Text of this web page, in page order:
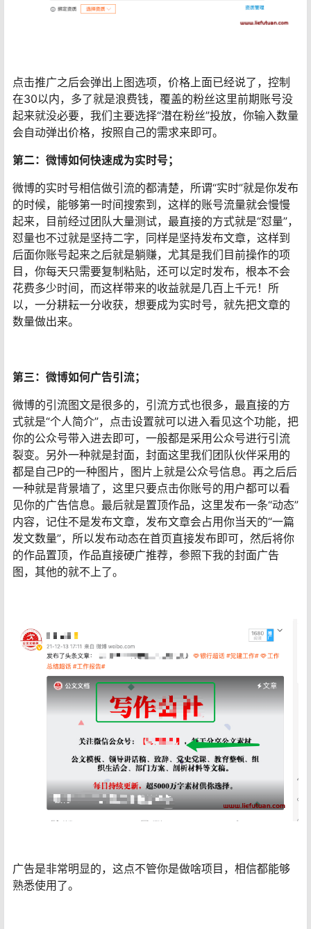
点击推广之后会弹出上图选项，价格上面已经说了，控制
在30以内，多了就是浪费钱，覆盖的粉丝这里前期账号没
起来就没必要，我们主要选择“潜在粉丝”投放，你输入数量
会自动弹出价格，按照自己的需求来即可。
第二：微博如何快速成为实时号；
微博的实时号相信做引流的都清楚，所谓“实时”就是你发布
的时候，能够第一时间搜索到，这样的账号流量就会慢慢
起来，目前经过团队大量测试，最直接的方式就是“怼量”，
怼量也不过就是坚持二字，同样是坚持发布文章，这样到
后面你账号起来之后就是躺赚，尤其是我们目前操作的项
目，你每天只需要复制粘贴，还可以定时发布，根本不会
花费多少时间，而这样带来的收益就是几百上千元！所
以，一分耕耘一分收获，想要成为实时号，就先把文章的
数量做出来。
第三：微博如何广告引流；
微博的引流图文是很多的，引流方式也很多，最直接的方
式就是“个人简介”，点击设置就可以进入看见这个功能，把
你的公众号带入进去即可，一般都是采用公众号进行引流
裂变。另外一种就是封面，封面这里我们团队伙伴采用的
都是自己P的一种图片，图片上就是公众号信息。再之后后
一种就是背景墙了，这里只要点击你账号的用户都可以看
见你的广告信息。最后就是置顶作品，这里发布一条“动态”
内容，记住不是发布文章，发布文章会占用你当天的“一篇
发文数量”，所以发布动态在首页直接发布即可，然后将你
的作品置顶，作品直接硬广推荐，参照下我的封面广告
图，其他的就不上了。
广告是非常明显的，这点不管你是做啥项目，相信都能够
熟悉使用了。